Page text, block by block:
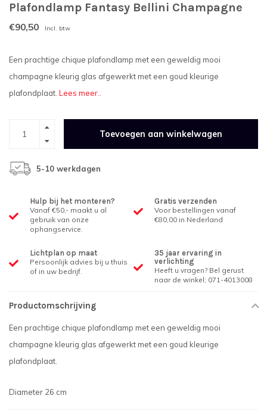
Plafondlamp Fantasy Bellini Champagne
€90,50 Incl. btw
Een prachtige chique plafondlamp met een geweldig mooi
champagne kleurig glas afgewerkt met een goud kleurige
plafondplaat. Lees meer..
Toevoegen aan winkelwagen
5-10 werkdagen
Hulp bij het monteren?
Vanaf €50,- maakt u al
gebruik van onze
ophangservice.
Gratis verzenden
Voor bestellingen vanaf
€80,00 in Nederland
Lichtplan op maat
Persoonlijk advies bij u thuis
of in uw bedrijf.
35 jaar ervaring in
verlichting
Heeft u vragen? Bel gerust
naar de winkel; 071-4013008
Productomschrijving
Een prachtige chique plafondlamp met een geweldig mooi
champagne kleurig glas afgewerkt met een goud kleurige
plafondplaat.
Diameter 26 cm